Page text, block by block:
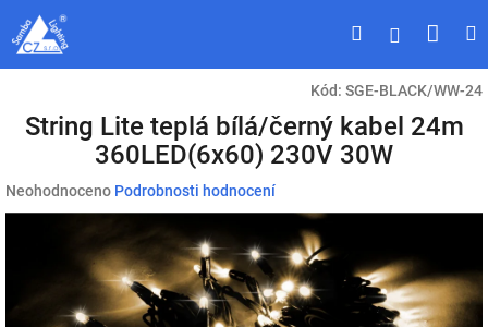
obsah
HledatPřihlášení
Kód: SGE-BLACK/WW-24
String Lite teplá bílá/černý kabel 24m
360LED(6x60) 230V 30W
Průměrné
hodnocení
Neohodnoceno Podrobnosti hodnocení